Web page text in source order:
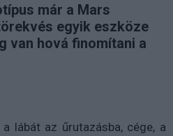
már a Mars
egyik eszköze
van hová finomítani a
lábát az űrutazásba, cége, a